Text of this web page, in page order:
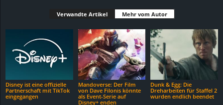
Verwandte Artikel Mehr vom Autor
Disney ist eine offizielle
Partnerschaft mit TikTok
eingegangen
Mandoverse: Der Film
von Dave Filonis könnte
als Event-Serie auf
Disney+ enden
Dunk & Egg: Die
Dreharbeiten für Staffel 2
wurden endlich beendet